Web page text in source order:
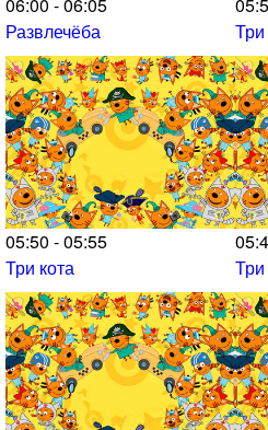
Развлечёба
Три
05:50 - 05:55
Три кота
Три